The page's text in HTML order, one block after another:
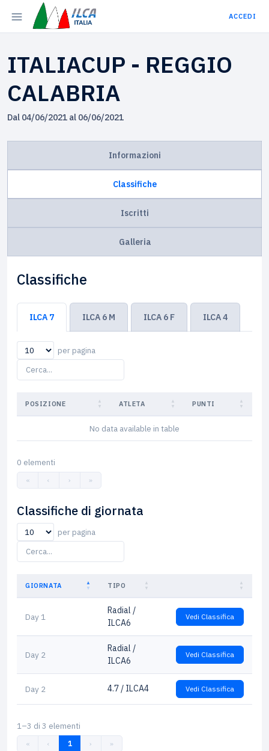
ACCEDI
ITALIACUP - REGGIO
CALABRIA
Dal 04/06/2021 al 06/06/2021
Informazioni
Classifiche
Iscritti
Galleria
Classifiche
ILCA 7 ILCA 6 M ILCA 6 F ILCA 4
per pagina
POSIZIONE ATLETA PUNTI
No data available in table
0 elementi
« ‹ › »
Classifiche di giornata
per pagina
GIORNATA TIPO
Day 1
Radial /
ILCA6
Vedi Classifica
Day 2
Radial /
ILCA6
Vedi Classifica
Day 2 4.7 / ILCA4 Vedi Classifica
1–3 di 3 elementi
« ‹ 1 › »